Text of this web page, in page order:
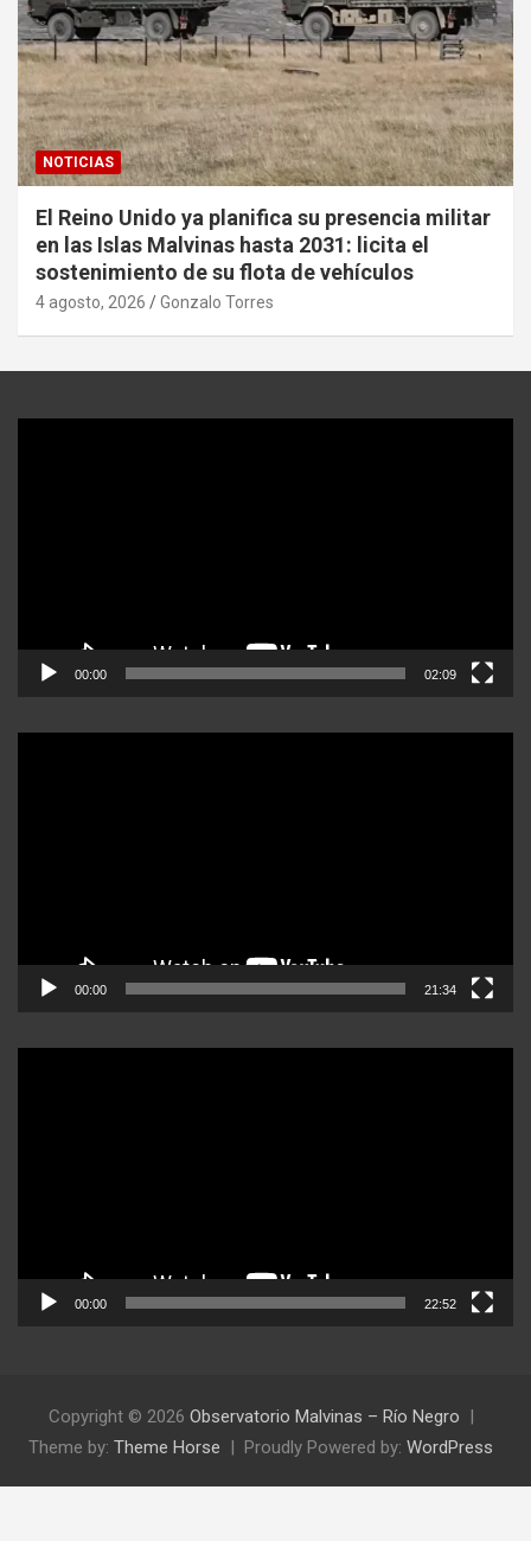
NOTICIAS
El Reino Unido ya planifica su presencia militar
en las Islas Malvinas hasta 2031: licita el
sostenimiento de su flota de vehículos
4 agosto, 2026 Gonzalo Torres
00:00 02:09
00:00 21:34
00:00 22:52
Copyright © 2026 Observatorio Malvinas – Río Negro
Theme by: Theme Horse Proudly Powered by: WordPress